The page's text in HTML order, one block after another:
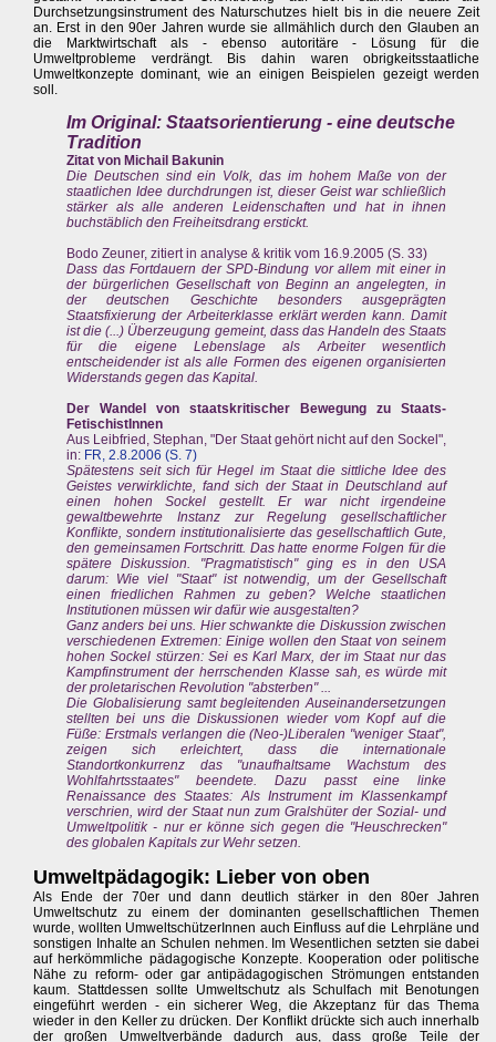
Durchsetzungsinstrument des Naturschutzes hielt bis in die neuere Zeit
an. Erst in den 90er Jahren wurde sie allmählich durch den Glauben an
die Marktwirtschaft als - ebenso autoritäre - Lösung für die
Umweltprobleme verdrängt. Bis dahin waren obrigkeitsstaatliche
Umweltkonzepte dominant, wie an einigen Beispielen gezeigt werden
soll.
Im Original: Staatsorientierung - eine deutsche
Tradition
Zitat von Michail Bakunin
Die Deutschen sind ein Volk, das im hohem Maße von der
staatlichen Idee durchdrungen ist, dieser Geist war schließlich
stärker als alle anderen Leidenschaften und hat in ihnen
buchstäblich den Freiheitsdrang erstickt.
Bodo Zeuner, zitiert in analyse & kritik vom 16.9.2005 (S. 33)
Dass das Fortdauern der SPD-Bindung vor allem mit einer in
der bürgerlichen Gesellschaft von Beginn an angelegten, in
der deutschen Geschichte besonders ausgeprägten
Staatsfixierung der Arbeiterklasse erklärt werden kann. Damit
ist die (...) Überzeugung gemeint, dass das Handeln des Staats
für die eigene Lebenslage als Arbeiter wesentlich
entscheidender ist als alle Formen des eigenen organisierten
Widerstands gegen das Kapital.
Der Wandel von staatskritischer Bewegung zu Staats-
FetischistInnen
Aus Leibfried, Stephan, "Der Staat gehört nicht auf den Sockel",
in: FR, 2.8.2006 (S. 7)
Spätestens seit sich für Hegel im Staat die sittliche Idee des
Geistes verwirklichte, fand sich der Staat in Deutschland auf
einen hohen Sockel gestellt. Er war nicht irgendeine
gewaltbewehrte Instanz zur Regelung gesellschaftlicher
Konflikte, sondern institutionalisierte das gesellschaftlich Gute,
den gemeinsamen Fortschritt. Das hatte enorme Folgen für die
spätere Diskussion. "Pragmatistisch" ging es in den USA
darum: Wie viel "Staat" ist notwendig, um der Gesellschaft
einen friedlichen Rahmen zu geben? Welche staatlichen
Institutionen müssen wir dafür wie ausgestalten?
Ganz anders bei uns. Hier schwankte die Diskussion zwischen
verschiedenen Extremen: Einige wollen den Staat von seinem
hohen Sockel stürzen: Sei es Karl Marx, der im Staat nur das
Kampfinstrument der herrschenden Klasse sah, es würde mit
der proletarischen Revolution "absterben" ...
Die Globalisierung samt begleitenden Auseinandersetzungen
stellten bei uns die Diskussionen wieder vom Kopf auf die
Füße: Erstmals verlangen die (Neo-)Liberalen "weniger Staat",
zeigen sich erleichtert, dass die internationale
Standortkonkurrenz das "unaufhaltsame Wachstum des
Wohlfahrtsstaates" beendete. Dazu passt eine linke
Renaissance des Staates: Als Instrument im Klassenkampf
verschrien, wird der Staat nun zum Gralshüter der Sozial- und
Umweltpolitik - nur er könne sich gegen die "Heuschrecken"
des globalen Kapitals zur Wehr setzen.
Umweltpädagogik: Lieber von oben
Als Ende der 70er und dann deutlich stärker in den 80er Jahren
Umweltschutz zu einem der dominanten gesellschaftlichen Themen
wurde, wollten UmweltschützerInnen auch Einfluss auf die Lehrpläne und
sonstigen Inhalte an Schulen nehmen. Im Wesentlichen setzten sie dabei
auf herkömmliche pädagogische Konzepte. Kooperation oder politische
Nähe zu reform- oder gar antipädagogischen Strömungen entstanden
kaum. Stattdessen sollte Umweltschutz als Schulfach mit Benotungen
eingeführt werden - ein sicherer Weg, die Akzeptanz für das Thema
wieder in den Keller zu drücken. Der Konflikt drückte sich auch innerhalb
der großen Umweltverbände dadurch aus, dass große Teile der